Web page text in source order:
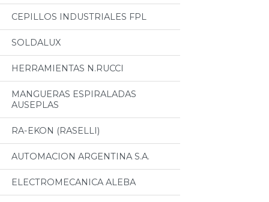
CEPILLOS INDUSTRIALES FPL
SOLDALUX
HERRAMIENTAS N.RUCCI
MANGUERAS ESPIRALADAS
AUSEPLAS
RA-EKON (RASELLI)
AUTOMACION ARGENTINA S.A.
ELECTROMECANICA ALEBA